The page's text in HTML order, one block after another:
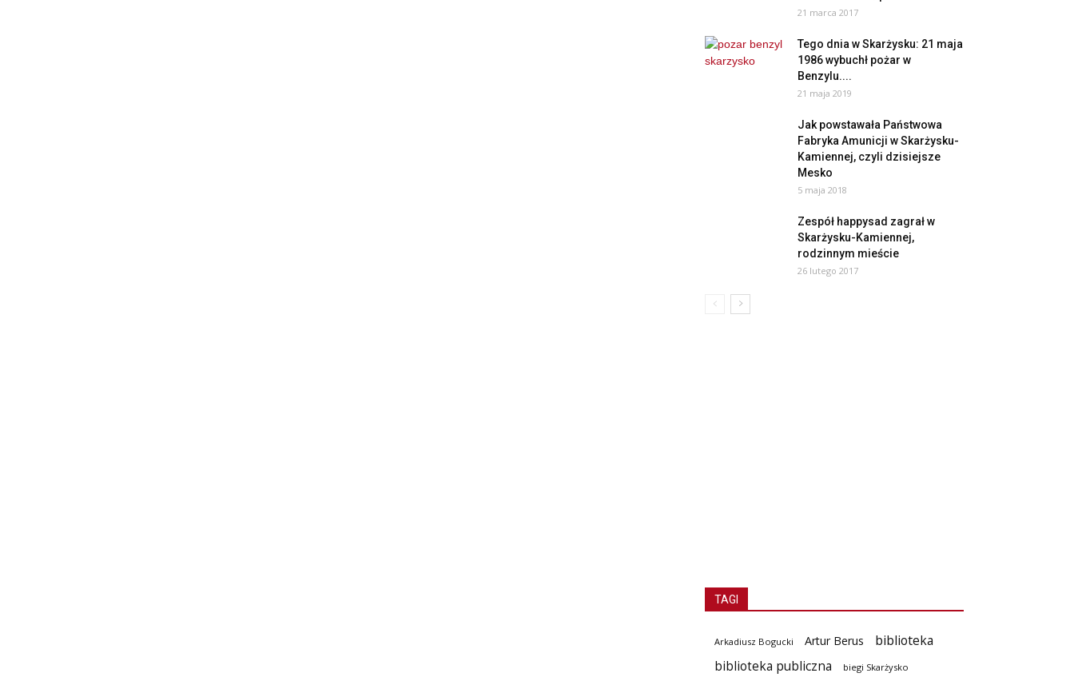
21 marca 2017
Tego dnia w Skarżysku: 21 maja
1986 wybuchł pożar w
Benzylu....
21 maja 2019
Jak powstawała Państwowa
Fabryka Amunicji w Skarżysku-
Kamiennej, czyli dzisiejsze
Mesko
5 maja 2018
Zespół happysad zagrał w
Skarżysku-Kamiennej,
rodzinnym mieście
26 lutego 2017
TAGI
Arkadiusz Bogucki Artur Berus
biblioteka
biblioteka publiczna
biegi Skarżysko